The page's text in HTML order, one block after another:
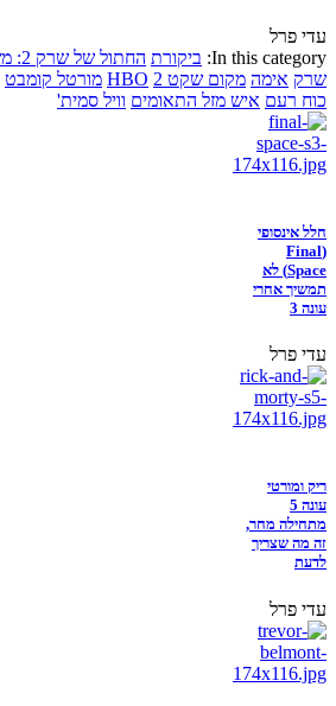
עדי פרל
In this category: ביקורת החתול של שרק 2: משאלה אחת ודי
שרק אימה מקום שקט 2 HBO מורטל קומבט
כוח רעם איש מזל התאומים וויל סמית'
חלל אינסופי
(Final
Space) לא
תמשיך אחרי
עונה 3
עדי פרל
ריק ומורטי
עונה 5
מתחילה מחר,
זה מה שצריך
לדעת
עדי פרל